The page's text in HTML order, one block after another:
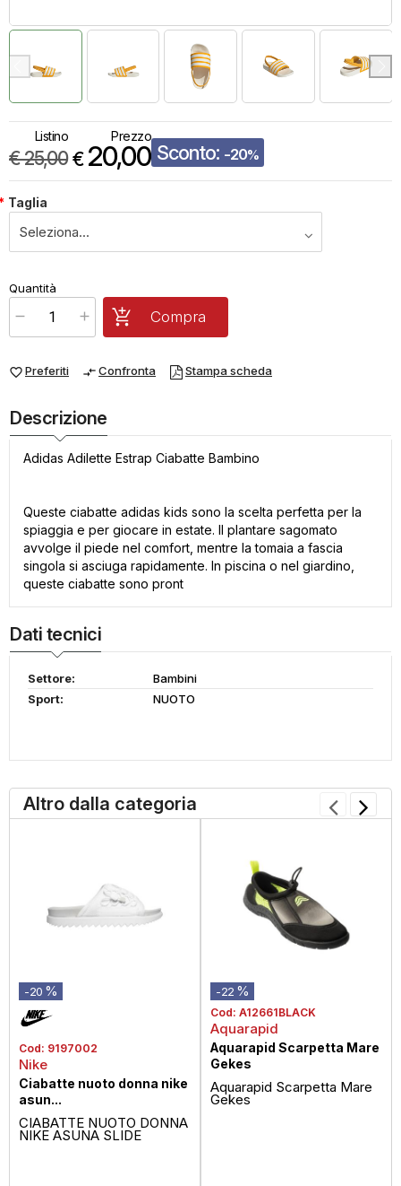
Listino
€25,00
Prezzo
€ 20,00 Sconto: -20%
Taglia
x1 Prezzo finale:
Quantità
favorite_borderPreferiti compare_arrowsConfronta Stampa scheda
Compra
Descrizione
Adidas Adilette Estrap Ciabatte Bambino
Queste ciabatte adidas kids sono la scelta perfetta per la
spiaggia e per giocare in estate. Il plantare sagomato
avvolge il piede nel comfort, mentre la tomaia a fascia
singola si asciuga rapidamente. In piscina o nel giardino,
queste ciabatte sono pront
Dati tecnici
Settore:
Bambini
Sport:
NUOTO
Altro dalla categoria
-20 %
Cod: 9197002
Nike
Ciabatte nuoto donna nike
asun...
CIABATTE NUOTO DONNA
NIKE ASUNA SLIDE
-22 %
Cod: A12661BLACK
Aquarapid
Aquarapid Scarpetta Mare
Gekes
Aquarapid Scarpetta Mare
Gekes